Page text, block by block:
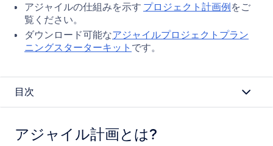
アジャイルの仕組みを示す プロジェクト計画例をご
覧ください。
ダウンロード可能なアジャイルプロジェクトプラン
ニングスターターキット です。
目次
アジャイル計画とは?